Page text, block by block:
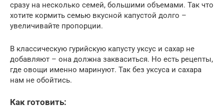
сразу на несколько семей, большими объемами. Так что
хотите кормить семью вкусной капустой долго –
увеличивайте пропорции.
В классическую гурийскую капусту уксус и сахар не
добавляют – она должна закваситься. Но есть рецепты,
где овощи именно маринуют. Так без уксуса и сахара
нам не обойтись.
Как готовить: